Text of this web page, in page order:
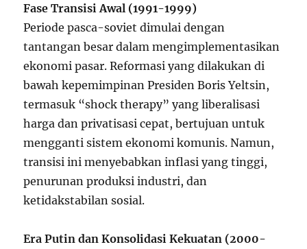
Fase Transisi Awal (1991-1999)
Periode pasca-soviet dimulai dengan
tantangan besar dalam mengimplementasikan
ekonomi pasar. Reformasi yang dilakukan di
bawah kepemimpinan Presiden Boris Yeltsin,
termasuk “shock therapy” yang liberalisasi
harga dan privatisasi cepat, bertujuan untuk
mengganti sistem ekonomi komunis. Namun,
transisi ini menyebabkan inflasi yang tinggi,
penurunan produksi industri, dan
ketidakstabilan sosial.
Era Putin dan Konsolidasi Kekuatan (2000-